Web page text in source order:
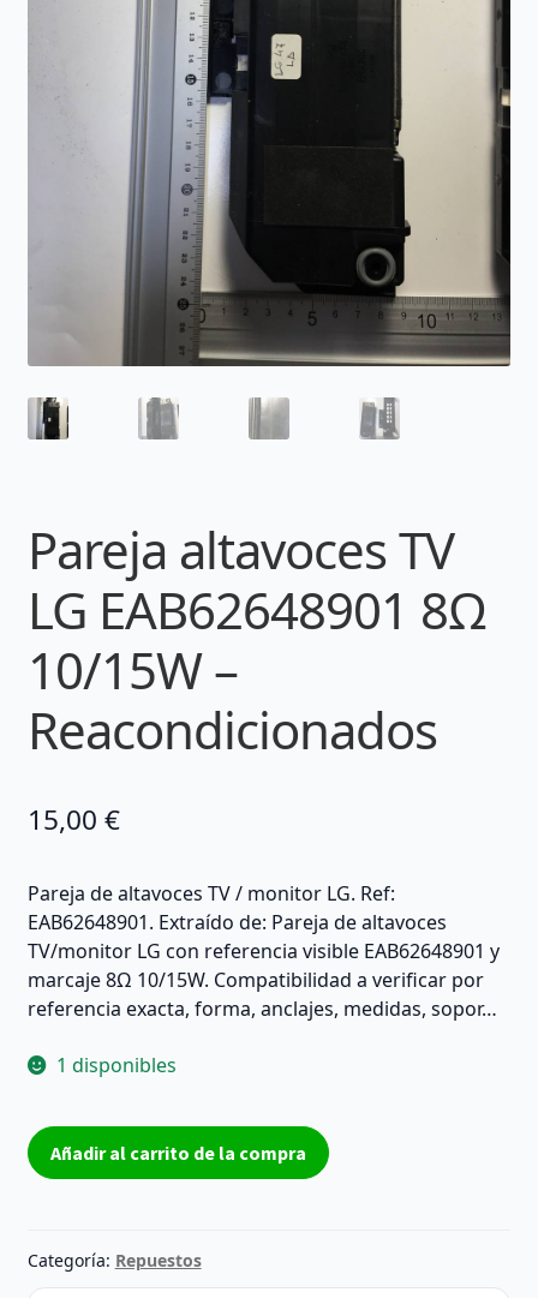
Pareja altavoces TV
LG EAB62648901 8Ω
10/15W –
Reacondicionados
15,00 €
Pareja de altavoces TV / monitor LG. Ref:
EAB62648901. Extraído de: Pareja de altavoces
TV/monitor LG con referencia visible EAB62648901 y
marcaje 8Ω 10/15W. Compatibilidad a verificar por
referencia exacta, forma, anclajes, medidas, sopor…
1 disponibles
Pareja
altavoces
EAB62648901
8Ω
Añadir al carrito de la compra
Categoría: Repuestos